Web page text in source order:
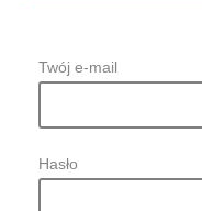
Twój e-mail
Hasło